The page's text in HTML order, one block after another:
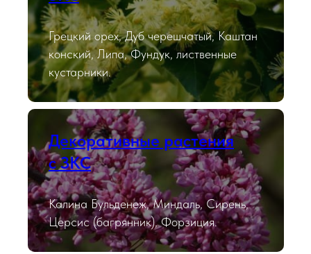
Грецкий орех, Дуб черешчатый, Каштан
конский, Липа, Фундук, лиственные
кустарники.
Декоративные растения
с ЗКС
Калина Бульденеж, Миндаль, Сирень,
Церсис (багрянник), Форзиция.